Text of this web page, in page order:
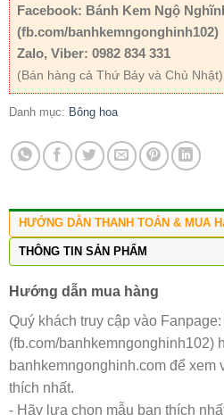
Facebook: Bánh Kem Ngộ
(fb.com/banhkemngonghinh102)
Zalo, Viber: 0982 834 331
(Bán hàng cả Thứ Bảy và Chủ Nhật)
Danh mục: Bông hoa
HƯỚNG DẪN THANH TOÁN & MUA
THÔNG TIN SẢN PHẨM
Hướng dẫn mua hàng
Quý khách truy cập vào
(fb.com/banhkemngonghinh102)
banhkemngonghinh.com để xem
thích nhất.
- Hãy lựa chọn mẫu bạn thích